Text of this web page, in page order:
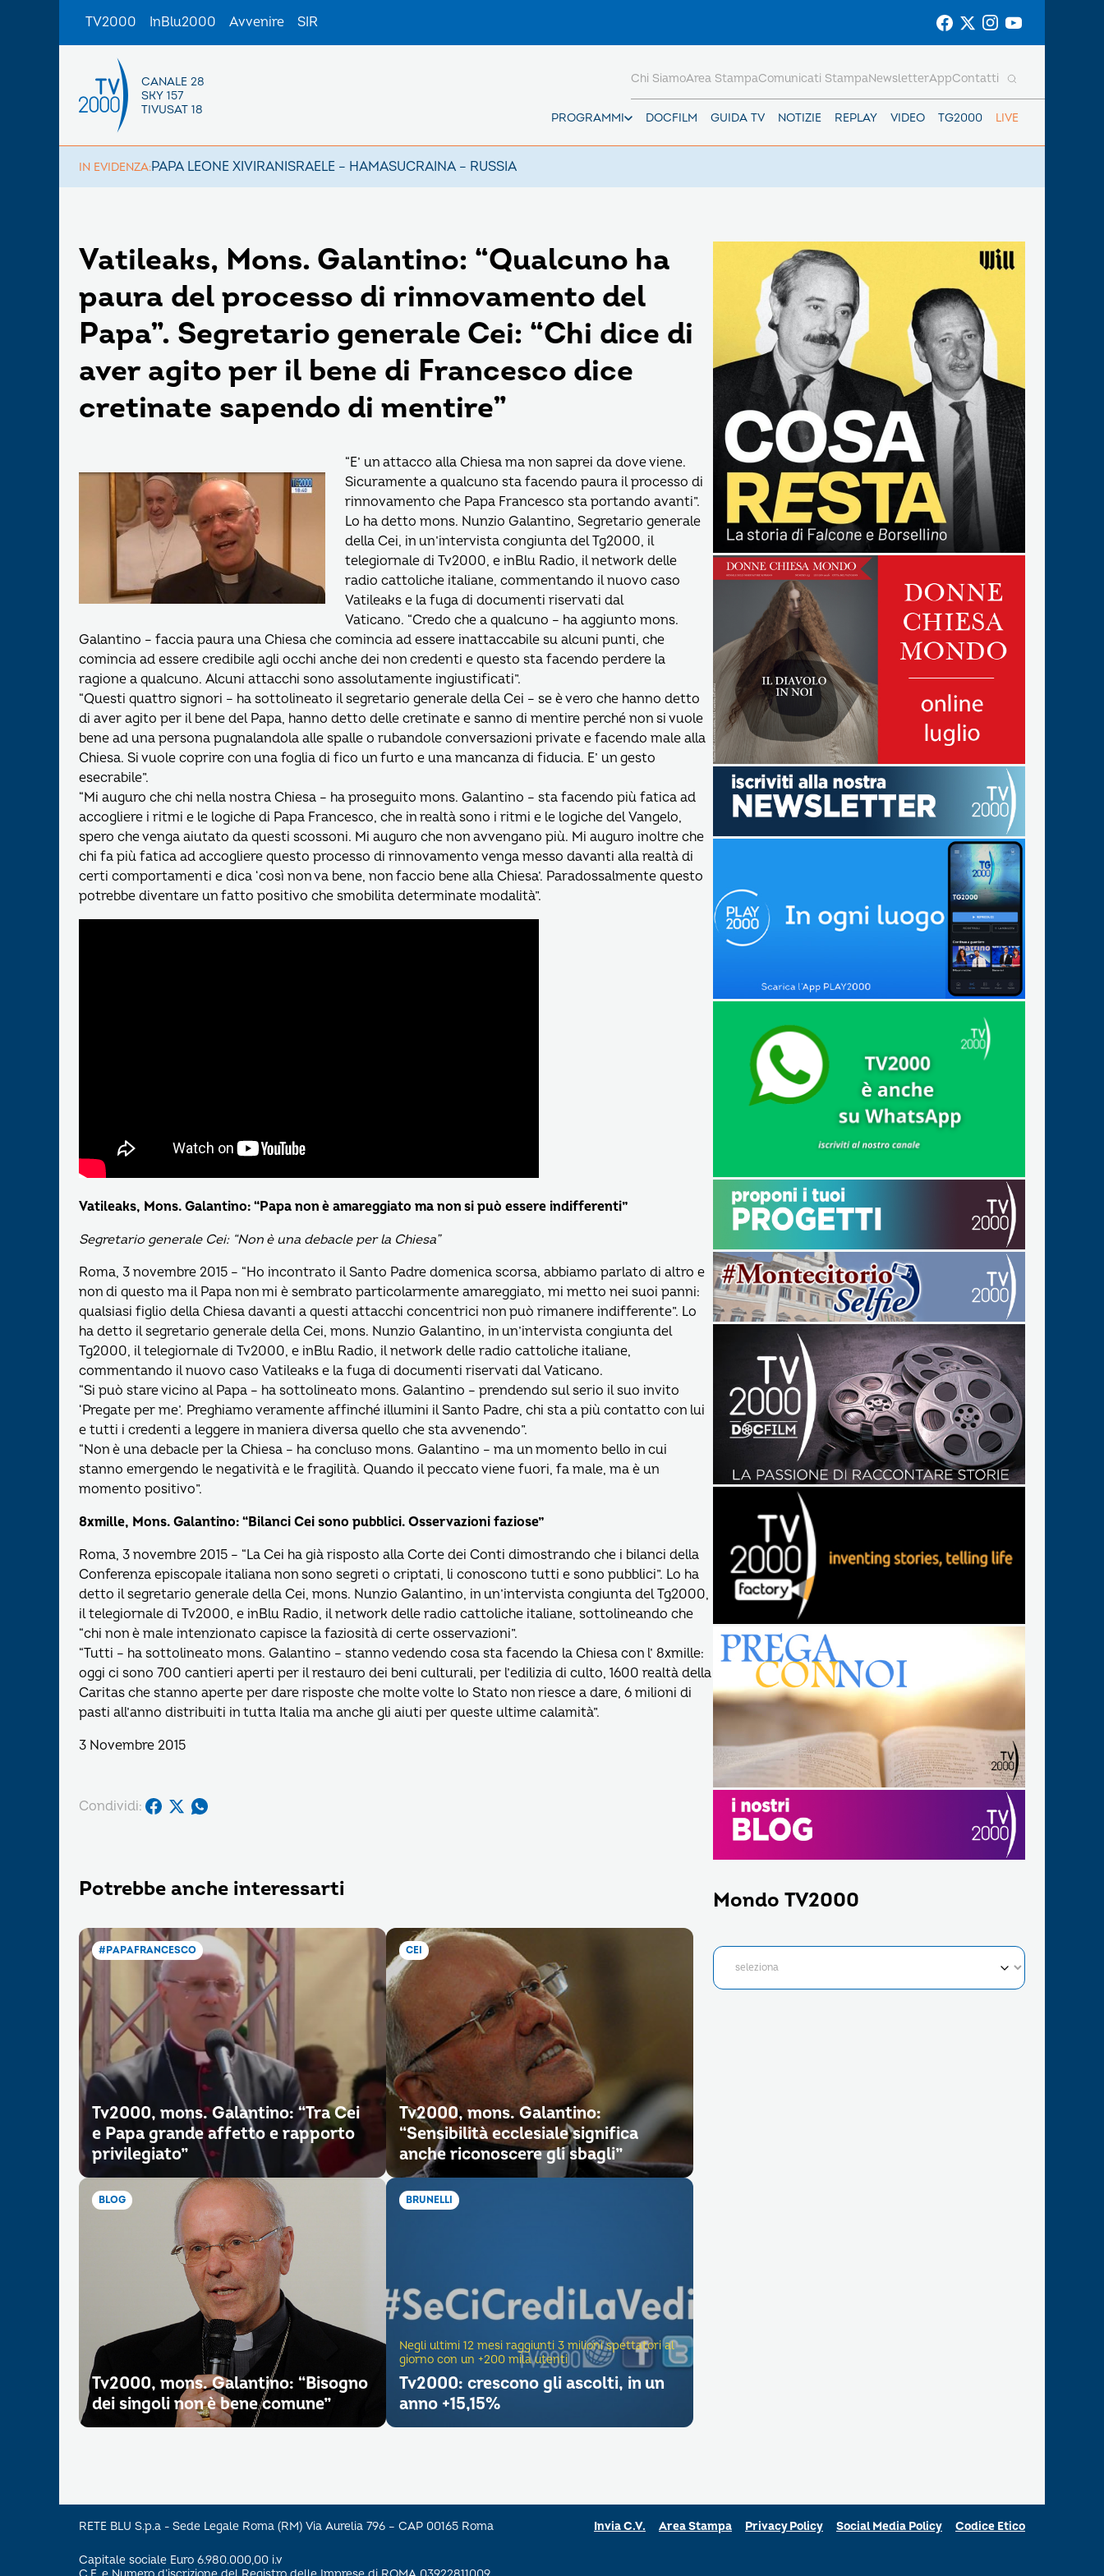
TV2000 InBlu2000 Avvenire SIR
CANALE 28
SKY 157
TIVUSAT 18
PROGRAMMI DOCFILM GUIDA TV NOTIZIE REPLAY VIDEO TG2000 LIVE
Chi SiamoArea StampaComunicati StampaNewsletterAppContatti
IN EVIDENZA:PAPA LEONE XIVIRANISRAELE – HAMASUCRAINA – RUSSIA
Vatileaks, Mons. Galantino: “Qualcuno ha
paura del processo di rinnovamento del
Papa”. Segretario generale Cei: “Chi dice di
aver agito per il bene di Francesco dice
cretinate sapendo di mentire”
“E’ un attacco alla Chiesa ma non saprei da dove viene.
Sicuramente a qualcuno sta facendo paura il processo di
rinnovamento che Papa Francesco sta portando avanti”.
Lo ha detto mons. Nunzio Galantino, Segretario generale
della Cei, in un’intervista congiunta del Tg2000, il
telegiornale di Tv2000, e inBlu Radio, il network delle
radio cattoliche italiane, commentando il nuovo caso
Vatileaks e la fuga di documenti riservati dal
Vaticano. “Credo che a qualcuno – ha aggiunto mons.
Galantino – faccia paura una Chiesa che comincia ad essere inattaccabile su alcuni punti, che
comincia ad essere credibile agli occhi anche dei non credenti e questo sta facendo perdere la
ragione a qualcuno. Alcuni attacchi sono assolutamente ingiustificati”.
“Questi quattro signori – ha sottolineato il segretario generale della Cei – se è vero che hanno detto
di aver agito per il bene del Papa, hanno detto delle cretinate e sanno di mentire perché non si vuole
bene ad una persona pugnalandola alle spalle o rubandole conversazioni private e facendo male alla
Chiesa. Si vuole coprire con una foglia di fico un furto e una mancanza di fiducia. E’ un gesto
esecrabile”.
“Mi auguro che chi nella nostra Chiesa – ha proseguito mons. Galantino – sta facendo più fatica ad
accogliere i ritmi e le logiche di Papa Francesco, che in realtà sono i ritmi e le logiche del Vangelo,
spero che venga aiutato da questi scossoni. Mi auguro che non avvengano più. Mi auguro inoltre che
chi fa più fatica ad accogliere questo processo di rinnovamento venga messo davanti alla realtà di
certi comportamenti e dica ‘così non va bene, non faccio bene alla Chiesa’. Paradossalmente questo
potrebbe diventare un fatto positivo che smobilita determinate modalità”.
Vatileaks, Mons. Galantino: “Papa non è amareggiato ma non si può essere indifferenti”
Segretario generale Cei: “Non è una debacle per la Chiesa”
Roma, 3 novembre 2015 – “Ho incontrato il Santo Padre domenica scorsa, abbiamo parlato di altro e
non di questo ma il Papa non mi è sembrato particolarmente amareggiato, mi metto nei suoi panni:
qualsiasi figlio della Chiesa davanti a questi attacchi concentrici non può rimanere indifferente”. Lo
ha detto il segretario generale della Cei, mons. Nunzio Galantino, in un’intervista congiunta del
Tg2000, il telegiornale di Tv2000, e inBlu Radio, il network delle radio cattoliche italiane,
commentando il nuovo caso Vatileaks e la fuga di documenti riservati dal Vaticano.
“Si può stare vicino al Papa – ha sottolineato mons. Galantino – prendendo sul serio il suo invito
‘Pregate per me’. Preghiamo veramente affinché illumini il Santo Padre, chi sta a più contatto con lui
e tutti i credenti a leggere in maniera diversa quello che sta avvenendo”.
“Non è una debacle per la Chiesa – ha concluso mons. Galantino – ma un momento bello in cui
stanno emergendo le negatività e le fragilità. Quando il peccato viene fuori, fa male, ma è un
momento positivo”.
8xmille, Mons. Galantino: “Bilanci Cei sono pubblici. Osservazioni faziose”
Roma, 3 novembre 2015 – “La Cei ha già risposto alla Corte dei Conti dimostrando che i bilanci della
Conferenza episcopale italiana non sono segreti o criptati, li conoscono tutti e sono pubblici”. Lo ha
detto il segretario generale della Cei, mons. Nunzio Galantino, in un’intervista congiunta del Tg2000,
il telegiornale di Tv2000, e inBlu Radio, il network delle radio cattoliche italiane, sottolineando che
“chi non è male intenzionato capisce la faziosità di certe osservazioni”.
“Tutti – ha sottolineato mons. Galantino – stanno vedendo cosa sta facendo la Chiesa con l’ 8xmille:
oggi ci sono 700 cantieri aperti per il restauro dei beni culturali, per l’edilizia di culto, 1600 realtà della
Caritas che stanno aperte per dare risposte che molte volte lo Stato non riesce a dare, 6 milioni di
pasti all’anno distribuiti in tutta Italia ma anche gli aiuti per queste ultime calamità”.
3 Novembre 2015
Condividi:
Potrebbe anche interessarti
#PAPAFRANCESCO
Tv2000, mons. Galantino: “Tra Cei
e Papa grande affetto e rapporto
privilegiato”
CEI
Tv2000, mons. Galantino:
“Sensibilità ecclesiale significa
anche riconoscere gli sbagli”
BLOG
Tv2000, mons. Galantino: “Bisogno
dei singoli non è bene comune”
BRUNELLI
Negli ultimi 12 mesi raggiunti 3 milioni spettatori al
giorno con un +200 mila utenti
Tv2000: crescono gli ascolti, in un
anno +15,15%
Mondo TV2000
RETE BLU S.p.a - Sede Legale Roma (RM) Via Aurelia 796 – CAP 00165 Roma
Capitale sociale Euro 6.980.000,00 i.v
Invia C.V. Area Stampa Privacy Policy Social Media Policy Codice Etico